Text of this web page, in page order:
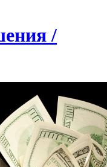
/